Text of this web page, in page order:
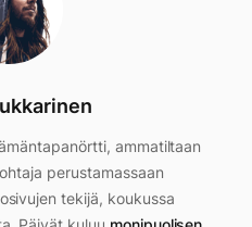
ammatiltaan
perustamassaan
tekijä, koukussa